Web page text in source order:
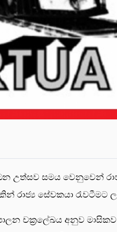
උත්සව සමය වෙනුවෙන්
රාජ්‍ය සේවකයා රැවටීමට
චක්‍රලේඛය අනුව